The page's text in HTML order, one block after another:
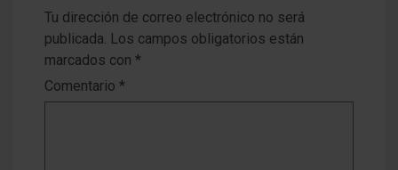
Tu dirección de correo electrónico no será
publicada. Los campos obligatorios están
marcados con *
Comentario *